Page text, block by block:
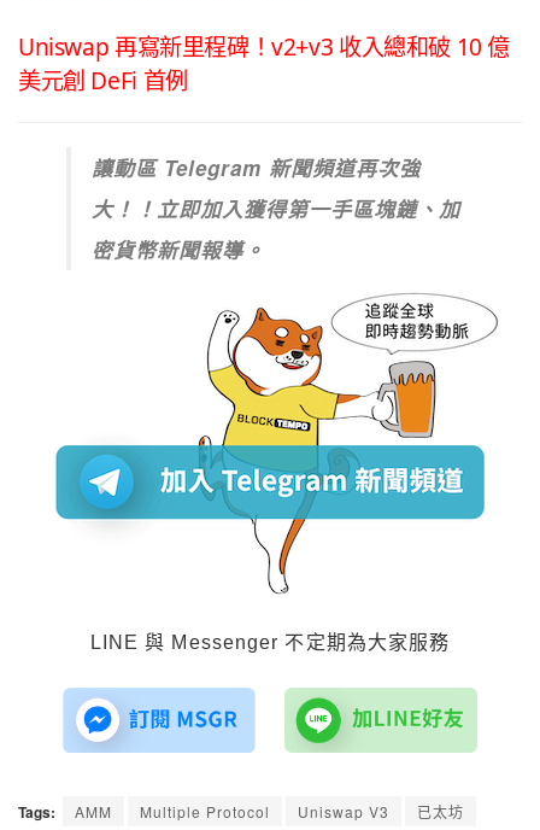
Uniswap 再寫新里程碑！v2+v3 收入總和破 10 億
美元創 DeFi 首例
讓動區 Telegram 新聞頻道再次強
大！！立即加入獲得第一手區塊鏈、加
密貨幣新聞報導。
LINE 與 Messenger 不定期為大家服務
Tags: AMM Multiple Protocol Uniswap V3 已太坊